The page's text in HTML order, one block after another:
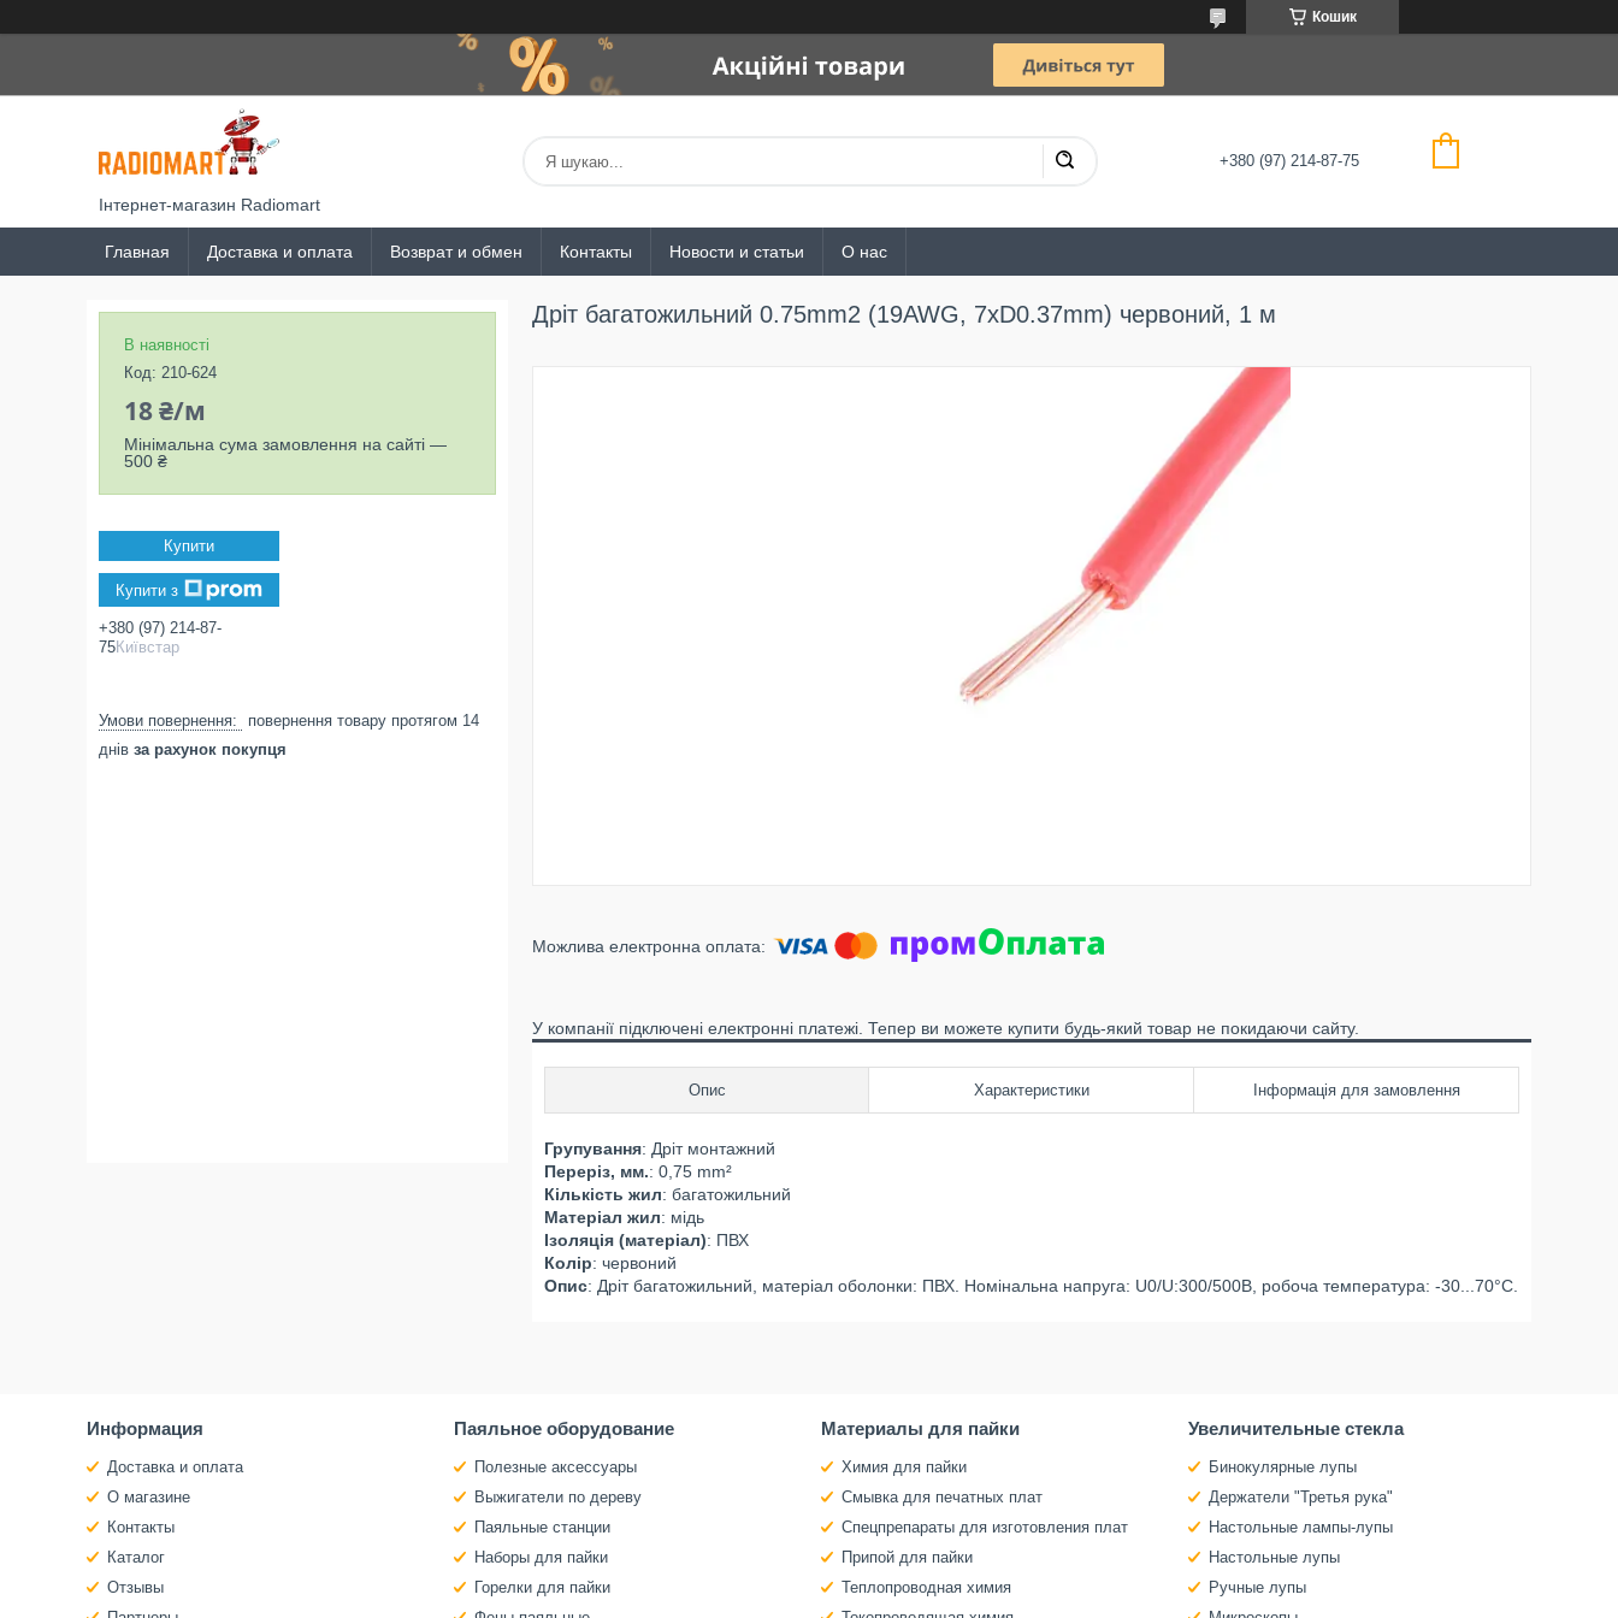
Кошик
Інтернет-магазин Radiomart
+380 (97) 214-87-75
Главная Доставка и оплата Возврат и обмен Контакты Новости и статьи О нас
Дріт багатожильний 0.75mm2 (19AWG, 7xD0.37mm) червоний, 1 м
У компанії підключені електронні платежі. Тепер ви можете купити будь-який товар не покидаючи сайту.
Опис Характеристики Інформація для замовлення
Групування: Дріт монтажний
Переріз, мм.: 0,75 mm²
Кількість жил: багатожильний
Матеріал жил: мідь
Ізоляція (матеріал): ПВХ
Колір: червоний
Опис: Дріт багатожильний, матеріал оболонки: ПВХ. Номінальна напруга: U0/U:300/500В, робоча температура: -30...70°C.
В наявності
Код: 210-624
18 ₴/м
Мінімальна сума замовлення на сайті —
500 ₴
Купити
Купити з
+380 (97) 214-87-
75Київстар
повернення товару протягом 14
днів за рахунок покупця
Информация
Доставка и оплата
О магазине
Контакты
Каталог
Отзывы
Паяльное оборудование
Полезные аксессуары
Выжигатели по дереву
Паяльные станции
Наборы для пайки
Горелки для пайки
Материалы для пайки
Химия для пайки
Смывка для печатных плат
Спецпрепараты для изготовления плат
Припой для пайки
Теплопроводная химия
Увеличительные стекла
Бинокулярные лупы
Держатели "Третья рука"
Настольные лампы-лупы
Настольные лупы
Ручные лупы